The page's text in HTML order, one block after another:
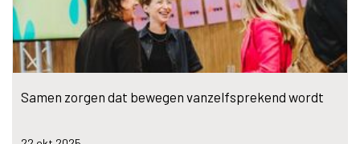
Samen zorgen dat bewegen vanzelfsprekend wordt